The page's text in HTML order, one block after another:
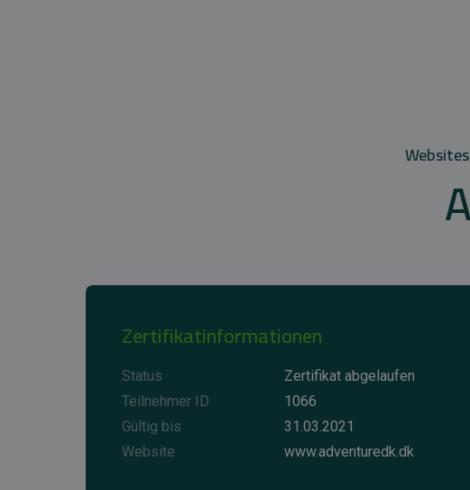
Zertifikatinformationen
Status
Zertifikat abgelaufen
Teilnehmer ID
1066
Gültig bis
31.03.2021
Website
www.adventuredk.dk